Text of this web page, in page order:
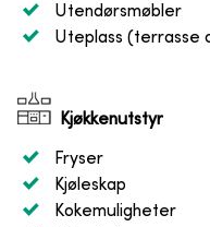
Utendørsmøbler
Uteplass (terrasse
Kjøkkenutstyr
Fryser
Kjøleskap
Kokemuligheter